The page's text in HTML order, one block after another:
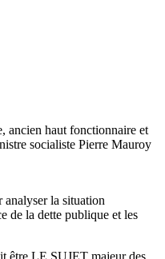
ancien haut fonctionnaire et
socialiste Pierre Mauroy
analyser la situation
de la dette publique et les
être LE SUJET majeur des